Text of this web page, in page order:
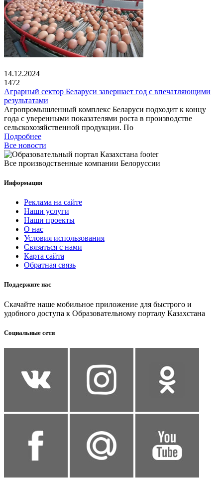
14.12.2024
1472
Аграрный сектор Беларуси завершает год с впечатляющими
результатами
Агропромышленный комплекс Беларуси подходит к концу
года с уверенными показателями роста в производстве
сельскохозяйственной продукции. По
Подробнее
Все новости
Все производственные компании Белоруссии
Информация
Реклама на сайте
Наши услуги
Наши проекты
О нас
Условия использования
Связаться с нами
Карта сайта
Обратная связь
Поддержите нас
Скачайте наше мобильное приложение для быстрого и
удобного доступа к Образовательному порталу Казахстана
Социальные сети